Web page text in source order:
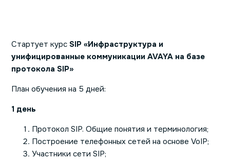
Стартует курс SIP «Инфраструктура и
унифицированные коммуникации AVAYA на базе
протокола SIP»
План обучения на 5 дней:
1 день
Протокол SIP. Общие понятия и терминология;
Построение телефонных сетей на основе VoIP;
Участники сети SIP;